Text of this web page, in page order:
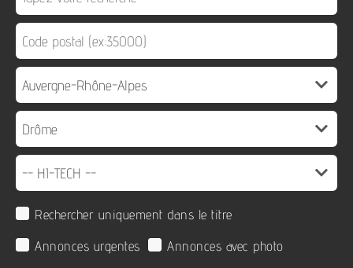
Rechercher uniquement dans le titre
Annonces urgentes
Annonces avec photo